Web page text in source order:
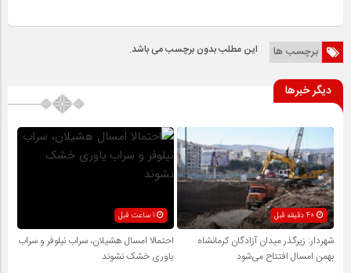
برچسب ها این مطلب بدون برچسب می باشد.
دیگر خبرها
شهردار: زیرگذر میدان آزادگان کرمانشاه
بهمن امسال افتتاح می‌شود
احتمالا امسال هشیلان، سراب نیلوفر و سراب
یاوری خشک نشوند